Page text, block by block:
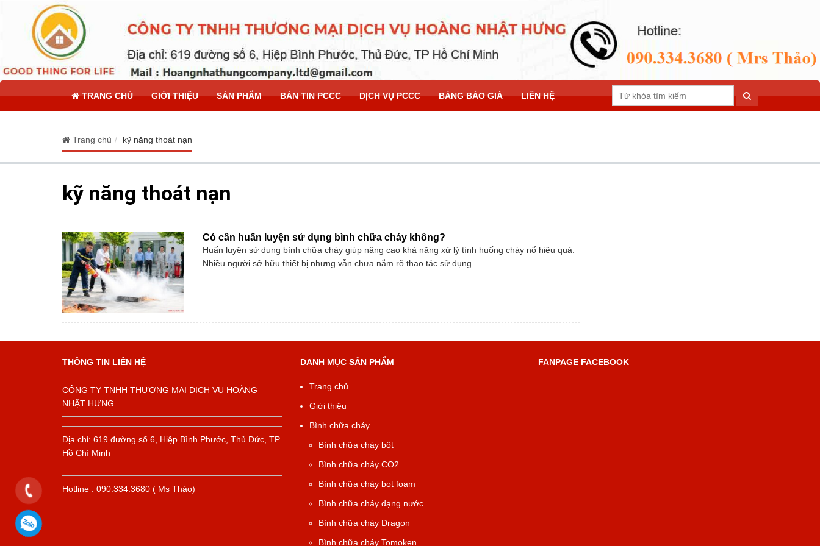
TRANG CHỦ GIỚI THIỆU SẢN PHẨM BẢN TIN PCCC DỊCH VỤ PCCC BẢNG BÁO GIÁ LIÊN HỆ
Trang chủ kỹ năng thoát nạn
kỹ năng thoát nạn
Có cần huấn luyện sử dụng bình chữa cháy không?
Huấn luyện sử dụng bình chữa cháy giúp nâng cao khả năng xử lý tình huống cháy nổ hiệu quả.
Nhiều người sở hữu thiết bị nhưng vẫn chưa nắm rõ thao tác sử dụng...
THÔNG TIN LIÊN HỆ
CÔNG TY TNHH THƯƠNG MẠI DỊCH VỤ HOÀNG
NHẬT HƯNG
Địa chỉ: 619 đường số 6, Hiệp Bình Phước, Thủ Đức, TP
Hồ Chí Minh
Hotline : 090.334.3680 ( Ms Thảo)
DANH MỤC SẢN PHẨM
Trang chủ
Giới thiệu
Bình chữa cháy
Bình chữa cháy bột
Bình chữa cháy CO2
Bình chữa cháy bọt foam
Bình chữa cháy dạng nước
Bình chữa cháy Dragon
Bình chữa cháy Tomoken
FANPAGE FACEBOOK